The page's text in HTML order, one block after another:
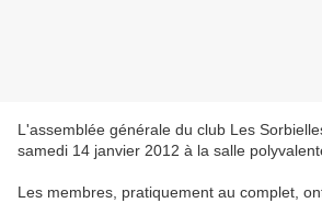
L'assemblée générale du club Les
samedi 14 janvier 2012 à la salle
Les membres, pratiquement au complet,